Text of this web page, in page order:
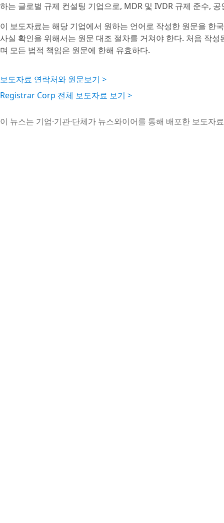
하는 글로벌 규제 컨설팅 기업으로, MDR 및 IVDR 규제 준수,
이 보도자료는 해당 기업에서 원하는 언어로 작성한 원문을 한
사실 확인을 위해서는 원문 대조 절차를 거쳐야 한다. 처음 작
며 모든 법적 책임은 원문에 한해 유효하다.
보도자료 연락처와 원문보기 >
Registrar Corp 전체 보도자료 보기 >
이 뉴스는 기업·기관·단체가 뉴스와이어를 통해 배포한 보도자